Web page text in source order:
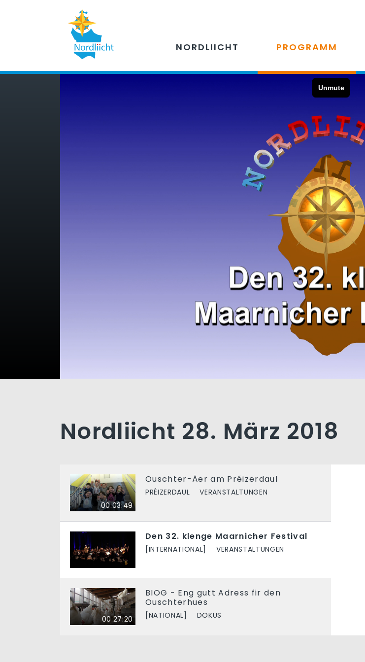
NORDLIICHT PROGRAMM
Nordliicht 28. März 2018
00:03:49
Ouschter-Äer am Préizerdaul
PRÉIZERDAUL VERANSTALTUNGEN
Den 32. klenge Maarnicher Festival
[INTERNATIONAL] VERANSTALTUNGEN
00:27:20
BIOG - Eng gutt Adress fir den
Ouschterhues
[NATIONAL] DOKUS